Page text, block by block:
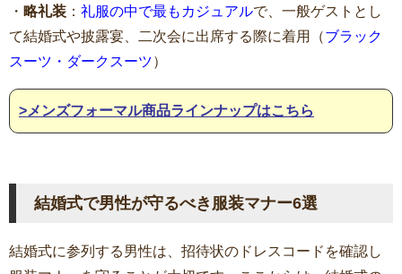
・ 略礼装 ： 礼服の中で最もカジュアルで、一般ゲストとし
て結婚式や披露宴、二次会に出席する際に着用（ブラック
スーツ・ダークスーツ）
>メンズフォーマル商品ラインナップはこちら
結婚式で男性が守るべき服装マナー6選
結婚式に参列する男性は、招待状のドレスコードを確認し